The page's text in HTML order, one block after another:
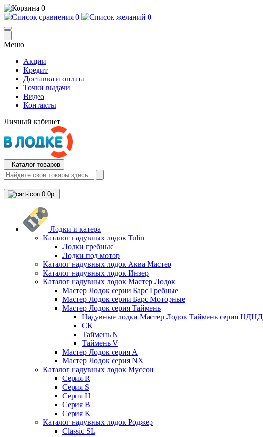
0
0
0
Меню
Акции
Кредит
Доставка и оплата
Точки выдачи
Видео
Контакты
Личный кабинет
Каталог товаров
0 0р.
Лодки и катера
Каталог надувных лодок Tulin
Лодки гребные
Лодки под мотор
Каталог надувных лодок Аква Мастер
Каталог надувных лодок Инзер
Каталог надувных лодок Мастер Лодок
Мастер Лодок серии Барс Гребные
Мастер Лодок серии Барс Моторные
Мастер Лодок серия Таймень
Надувные лодки Мастер Лодок Таймень серия НДНД
СК
Таймень N
Таймень V
Мастер Лодок серия А
Мастер Лодок серия NX
Каталог надувных лодок Муссон
Серия R
Серия S
Серия H
Серия B
Серия K
Каталог надувных лодок Роджер
Classic SL